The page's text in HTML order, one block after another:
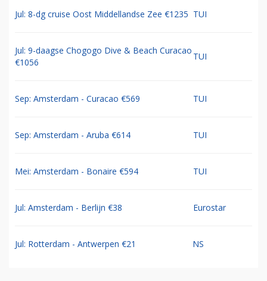
Jul: 8-dg cruise Oost Middellandse Zee €1235 TUI
Jul: 9-daagse Chogogo Dive & Beach Curacao
€1056
TUI
Sep: Amsterdam - Curacao €569 TUI
Sep: Amsterdam - Aruba €614 TUI
Mei: Amsterdam - Bonaire €594 TUI
Jul: Amsterdam - Berlijn €38 Eurostar
Jul: Rotterdam - Antwerpen €21 NS